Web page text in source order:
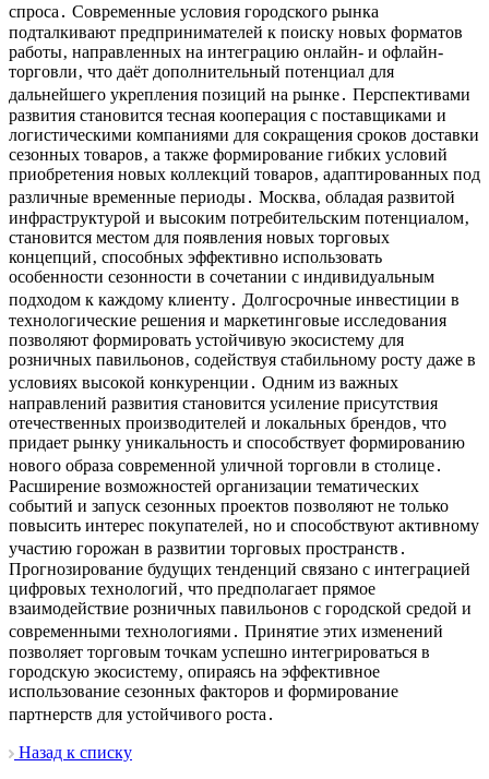
спроса․ Современные условия городского рынка
подталкивают предпринимателей к поиску новых форматов
работы‚ направленных на интеграцию онлайн- и офлайн-
торговли‚ что даёт дополнительный потенциал для
дальнейшего укрепления позиций на рынке․ Перспективами
развития становится тесная кооперация с поставщиками и
логистическими компаниями для сокращения сроков доставки
сезонных товаров‚ а также формирование гибких условий
приобретения новых коллекций товаров‚ адаптированных под
различные временные периоды․ Москва‚ обладая развитой
инфраструктурой и высоким потребительским потенциалом‚
становится местом для появления новых торговых
концепций‚ способных эффективно использовать
особенности сезонности в сочетании с индивидуальным
подходом к каждому клиенту․ Долгосрочные инвестиции в
технологические решения и маркетинговые исследования
позволяют формировать устойчивую экосистему для
розничных павильонов‚ содействуя стабильному росту даже в
условиях высокой конкуренции․ Одним из важных
направлений развития становится усиление присутствия
отечественных производителей и локальных брендов‚ что
придает рынку уникальность и способствует формированию
нового образа современной уличной торговли в столице․
Расширение возможностей организации тематических
событий и запуск сезонных проектов позволяют не только
повысить интерес покупателей‚ но и способствуют активному
участию горожан в развитии торговых пространств․
Прогнозирование будущих тенденций связано с интеграцией
цифровых технологий‚ что предполагает прямое
взаимодействие розничных павильонов с городской средой и
современными технологиями․ Принятие этих изменений
позволяет торговым точкам успешно интегрироваться в
городскую экосистему‚ опираясь на эффективное
использование сезонных факторов и формирование
партнерств для устойчивого роста․
Назад к списку